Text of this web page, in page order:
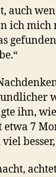
auch
ich
ihn,
etwa 7